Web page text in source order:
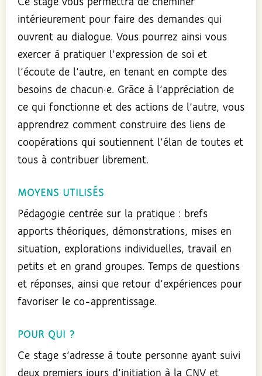
Ce stage vous permettra de cheminer
intérieurement pour faire des demandes qui
ouvrent au dialogue. Vous pourrez ainsi vous
exercer à pratiquer l’expression de soi et
l’écoute de l’autre, en tenant en compte des
besoins de chacun·e. Grâce à l’appréciation de
ce qui fonctionne et des actions de l’autre, vous
apprendrez comment construire des liens de
coopérations qui soutiennent l’élan de toutes et
tous à contribuer librement.
MOYENS UTILISÉS
Pédagogie centrée sur la pratique : brefs
apports théoriques, démonstrations, mises en
situation, explorations individuelles, travail en
petits et en grand groupes. Temps de questions
et réponses, ainsi que retour d’expériences pour
favoriser le co-apprentissage.
POUR QUI ?
Ce stage s’adresse à toute personne ayant suivi
deux premiers jours d’initiation à la CNV et